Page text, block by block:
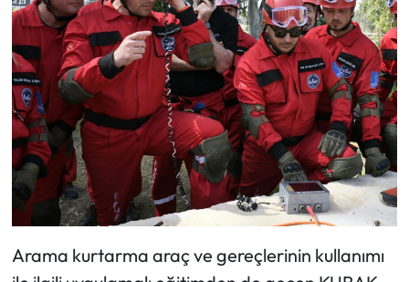
Arama kurtarma araç ve gereçlerinin kullanımı